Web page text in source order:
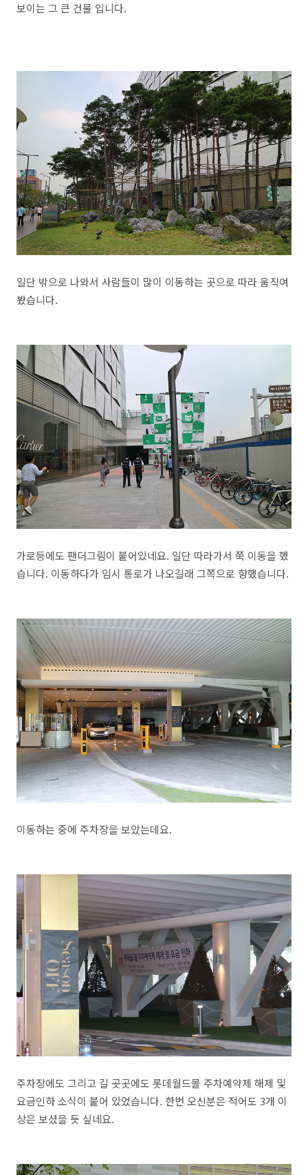
보이는 그 큰 건물 입니다.
일단 밖으로 나와서 사람들이 많이 이동하는 곳으로 따라 움직여
봤습니다.
가로등에도 팬더그림이 붙어있네요. 일단 따라가서 쭉 이동을 했
습니다. 이동하다가 임시 통로가 나오길래 그쪽으로 향했습니다.
이동하는 중에 주차장을 보았는데요.
주차장에도 그리고 길 곳곳에도 롯데월드몰 주차예약제 해제 및
요금인하 소식이 붙어 있었습니다. 한번 오신분은 적어도 3개 이
상은 보셨을 듯 싶네요.